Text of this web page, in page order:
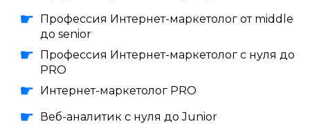
Профессия Интернет-маркетолог от middle
до senior
Профессия Интернет-маркетолог с нуля до
PRO
Интернет-маркетолог PRO
Веб-аналитик с нуля до Junior